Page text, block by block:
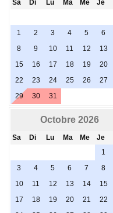
Sa Di Lu Ma Me Je
1 2 3 4 5 6
8
9 10 11 12 13
15
16 17 18 19 20
22
23 24 25 26 27
29
30 31
Octobre 2026
Sa Di Lu Ma Me Je
1
3
4 5 6 7 8
10
11 12 13 14 15
17
18 19 20 21 22